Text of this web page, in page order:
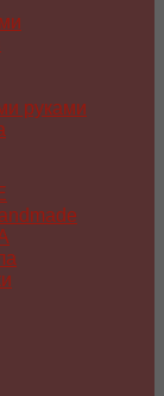
руками